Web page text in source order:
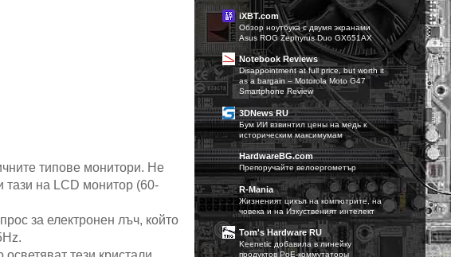
типове монитори. Не
тази на LCD монитор (60-
за електронен лъч, който
iXBT.com
Обзор ноутбука с двумя экранами
Asus ROG Zephyrus Duo GX651AX
Notebook Reviews
Disappointment at full price, but worth it
as a bargain – Motorola Moto G47
Smartphone Review
3DNews RU
Бум ИИ взвинтил цены на медь к
историческим максимумам
HardwareBG.com
Препоручайте велоергометър
R-Mania
Жизненият цикъл на компютрите, на
човека и на Изкуственият интелект
Tom's Hardware RU
Keenetic добавила в линейку
продуктов PoE-коммутаторы